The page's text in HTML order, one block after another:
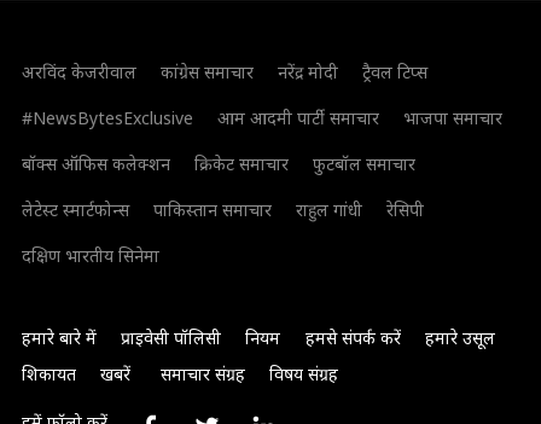
अरविंद केजरीवाल कांग्रेस समाचार नरेंद्र मोदी
ट्रैवल टिप्स
#NewsBytesExclusive
आम आदमी पार्टी समाचार
भाजपा समाचार
बॉक्स ऑफिस कलेक्शन
क्रिकेट समाचार
फुटबॉल समाचार
लेटेस्ट स्मार्टफोन्स
पाकिस्तान समाचार राहुल गांधी
रेसिपी
दक्षिण भारतीय सिनेमा
हमारे बारे में प्राइवेसी पॉलिसी नियम हमसे संपर्क करें
हमारे उसूल
शिकायत
खबरें समाचार संग्रह विषय संग्रह